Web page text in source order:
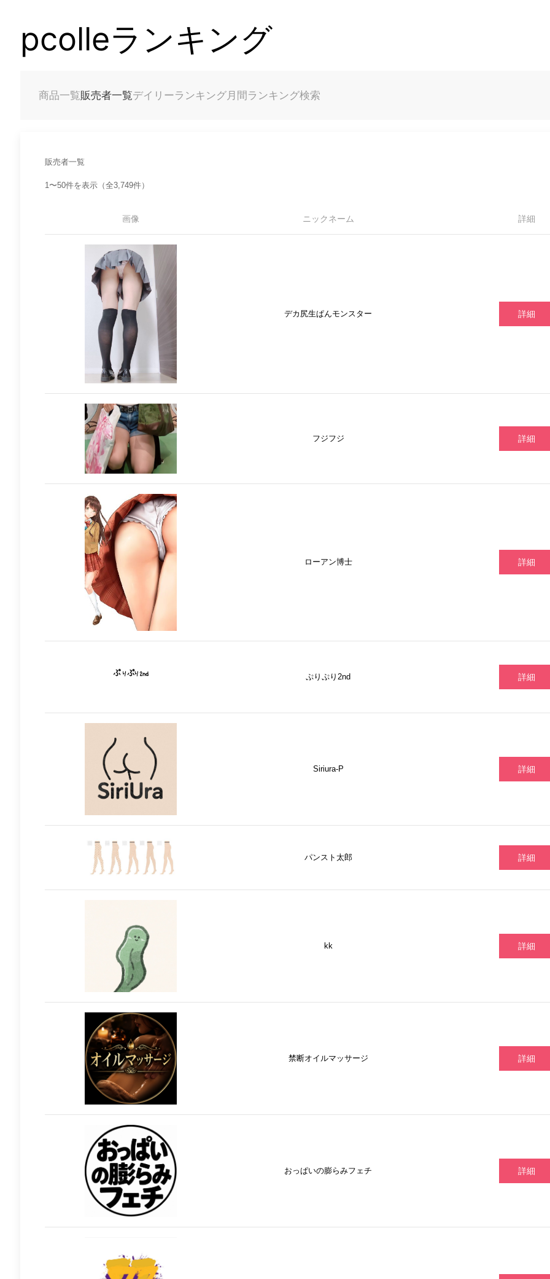
pcolleランキング
商品一覧販売者一覧デイリーランキング月間ランキング検索
販売者一覧
1〜50件を表示（全3,749件）
画像 ニックネーム 詳細
デカ尻生ぱんモンスター 詳細
フジフジ 詳細
ローアン博士 詳細
ぷりぷり2nd 詳細
Siriura-P 詳細
パンスト太郎 詳細
kk 詳細
禁断オイルマッサージ 詳細
おっぱいの膨らみフェチ 詳細